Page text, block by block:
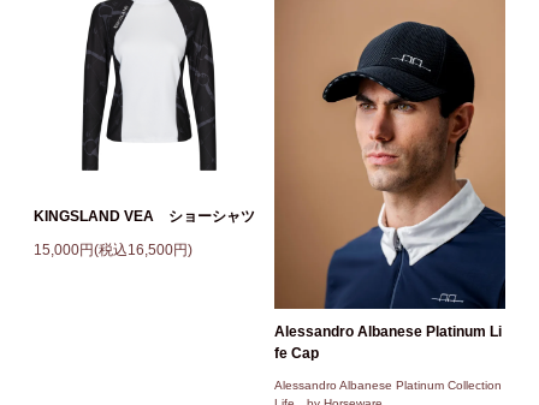
KINGSLAND VEA ショーシャツ
15,000円(税込16,500円)
Alessandro Albanese Platinum Li
fe Cap
Alessandro Albanese Platinum Collection